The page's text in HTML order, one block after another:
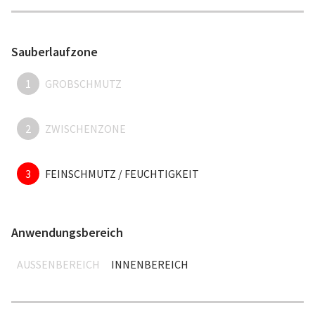
Sauberlaufzone
1 GROBSCHMUTZ
2 ZWISCHENZONE
3 FEINSCHMUTZ / FEUCHTIGKEIT
Anwendungsbereich
AUSSENBEREICH INNENBEREICH